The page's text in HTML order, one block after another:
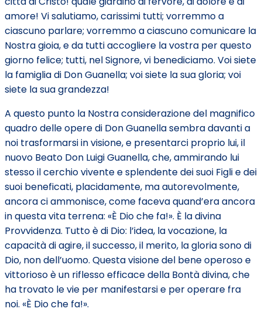
amore! Vi salutiamo, carissimi tutti; vorremmo a
ciascuno parlare; vorremmo a ciascuno comunicare la
Nostra gioia, e da tutti accogliere la vostra per questo
giorno felice; tutti, nel Signore, vi benediciamo. Voi siete
la famiglia di Don Guanella; voi siete la sua gloria; voi
siete la sua grandezza!
A questo punto la Nostra considerazione del magnifico
quadro delle opere di Don Guanella sembra davanti a
noi trasformarsi in visione, e presentarci proprio lui, il
nuovo Beato Don Luigi Guanella, che, ammirando lui
stesso il cerchio vivente e splendente dei suoi Figli e dei
suoi beneficati, placidamente, ma autorevolmente,
ancora ci ammonisce, come faceva quand’era ancora
in questa vita terrena: «È Dio che fa!». È la divina
Provvidenza. Tutto è di Dio: l’idea, la vocazione, la
capacità di agire, il successo, il merito, la gloria sono di
Dio, non dell’uomo. Questa visione del bene operoso e
vittorioso è un riflesso efficace della Bontà divina, che
ha trovato le vie per manifestarsi e per operare fra
noi. «È Dio che fa!».